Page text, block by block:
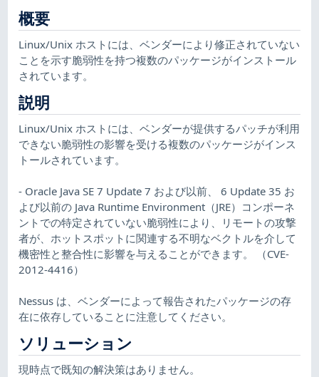
概要
Linux/Unix ホストには、ベンダーにより修正されていない
ことを示す脆弱性を持つ複数のパッケージがインストール
されています。
説明
Linux/Unix ホストには、ベンダーが提供するパッチが利用
できない脆弱性の影響を受ける複数のパッケージがインス
トールされています。
- Oracle Java SE 7 Update 7 および以前、 6 Update 35 お
よび以前の Java Runtime Environment（JRE）コンポーネ
ントでの特定されていない脆弱性により、リモートの攻撃
者が、ホットスポットに関連する不明なベクトルを介して
機密性と整合性に影響を与えることができます。 （CVE-
2012-4416）
Nessus は、ベンダーによって報告されたパッケージの存
在に依存していることに注意してください。
ソリューション
現時点で既知の解決策はありません。